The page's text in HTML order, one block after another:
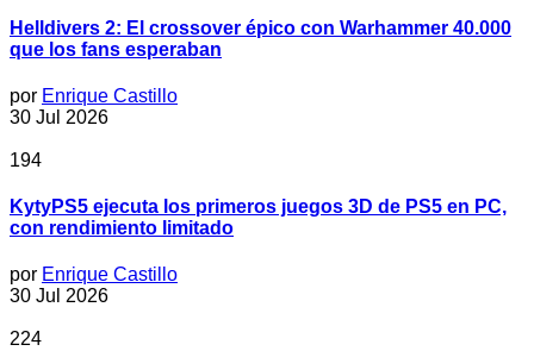
Helldivers 2: El crossover épico con Warhammer 40.000
que los fans esperaban
por Enrique Castillo
30 Jul 2026
194
KytyPS5 ejecuta los primeros juegos 3D de PS5 en PC,
con rendimiento limitado
por Enrique Castillo
30 Jul 2026
224